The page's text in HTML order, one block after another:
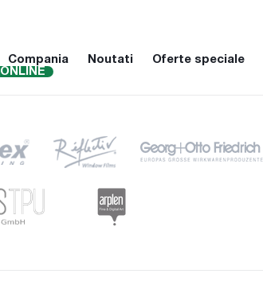
Compania Noutati Oferte speciale
ONLINE